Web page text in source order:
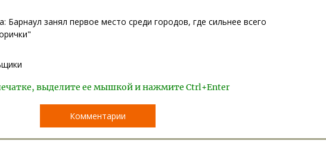
Барнаул занял первое место среди городов, где сильнее всего
выделите ее мышкой и нажмите Ctrl+Enter
Комментарии